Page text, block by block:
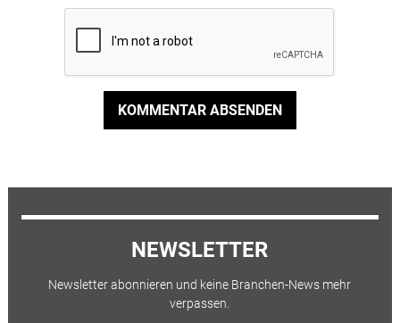
KOMMENTAR ABSENDEN
NEWSLETTER
Newsletter abonnieren und keine Branchen-News mehr
verpassen.